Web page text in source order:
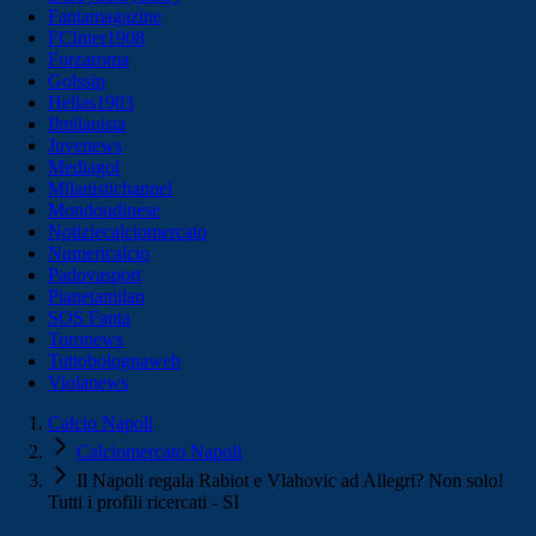
Fantamagazine
FCInter1908
Forzaroma
Golssip
Hellas1903
Ilmilanista
Juvenews
Mediagol
Milanistichannel
Mondoudinese
Notiziecalciomercato
Numericalcio
Padovasport
Pianetamilan
SOS Fanta
Toronews
Tuttobolognaweb
Violanews
Calcio Napoli
Calciomercato Napoli
Il Napoli regala Rabiot e Vlahovic ad Allegri? Non solo!
Tutti i profili ricercati - SI